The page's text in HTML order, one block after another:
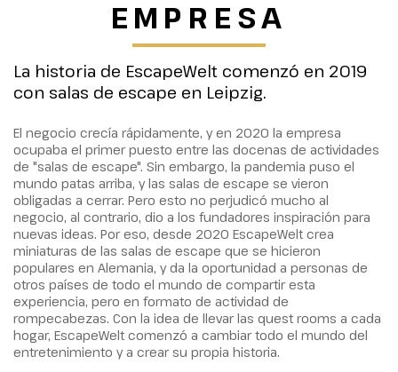
EMPRESA
La historia de EscapeWelt comenzó en 2019
con salas de escape en Leipzig.
El negocio crecía rápidamente, y en 2020 la empresa
ocupaba el primer puesto entre las docenas de actividades
de "salas de escape". Sin embargo, la pandemia puso el
mundo patas arriba, y las salas de escape se vieron
obligadas a cerrar. Pero esto no perjudicó mucho al
negocio, al contrario, dio a los fundadores inspiración para
nuevas ideas. Por eso, desde 2020 EscapeWelt crea
miniaturas de las salas de escape que se hicieron
populares en Alemania, y da la oportunidad a personas de
otros países de todo el mundo de compartir esta
experiencia, pero en formato de actividad de
rompecabezas. Con la idea de llevar las quest rooms a cada
hogar, EscapeWelt comenzó a cambiar todo el mundo del
entretenimiento y a crear su propia historia.